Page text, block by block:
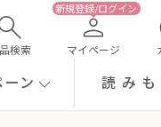
検索 マイページ
ン 読みも